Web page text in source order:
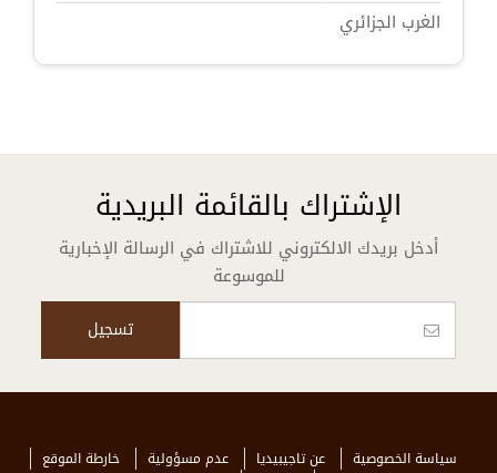
الغرب الجزائري
الإشتراك بالقائمة البريدية
أدخل بريدك الالكتروني للاشتراك في الرسالة الإخبارية
للموسوعة
سياسة الخصوصية عن تاجيبيديا عدم مسؤولية
خارطة الموقع